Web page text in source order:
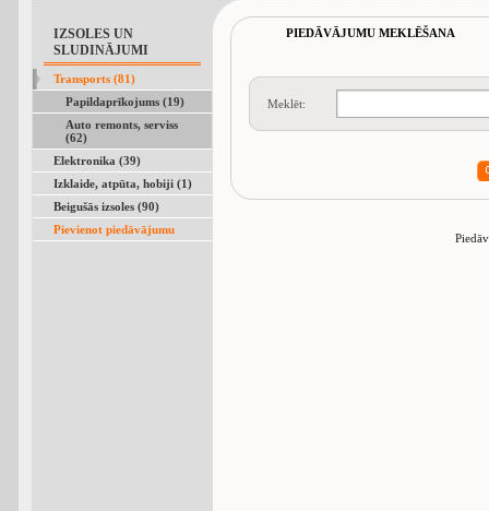
IZSOLES UN
SLUDINĀJUMI
Transports (81)
Papildaprīkojums (19)
Auto remonts, serviss
(62)
Elektronika (39)
Izklaide, atpūta, hobiji (1)
Beigušās izsoles (90)
Pievienot piedāvājumu
PIEDĀVĀJUMU MEKLĒŠANA
Meklēt: